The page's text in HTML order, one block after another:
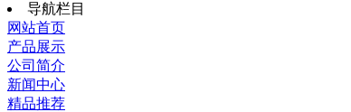
导航栏目
网站首页
产品展示
公司简介
新闻中心
精品推荐